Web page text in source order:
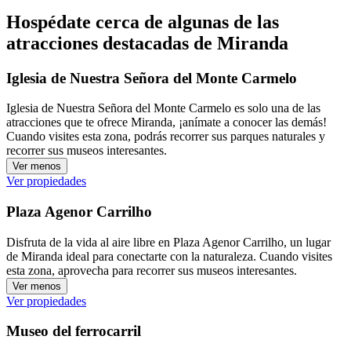
Hospédate cerca de algunas de las
atracciones destacadas de Miranda
Iglesia de Nuestra Señora del Monte Carmelo
Iglesia de Nuestra Señora del Monte Carmelo es solo una de las
atracciones que te ofrece Miranda, ¡anímate a conocer las demás!
Cuando visites esta zona, podrás recorrer sus parques naturales y
recorrer sus museos interesantes.
Ver menos
Ver propiedades
Plaza Agenor Carrilho
Disfruta de la vida al aire libre en Plaza Agenor Carrilho, un lugar
de Miranda ideal para conectarte con la naturaleza. Cuando visites
esta zona, aprovecha para recorrer sus museos interesantes.
Ver menos
Ver propiedades
Museo del ferrocarril